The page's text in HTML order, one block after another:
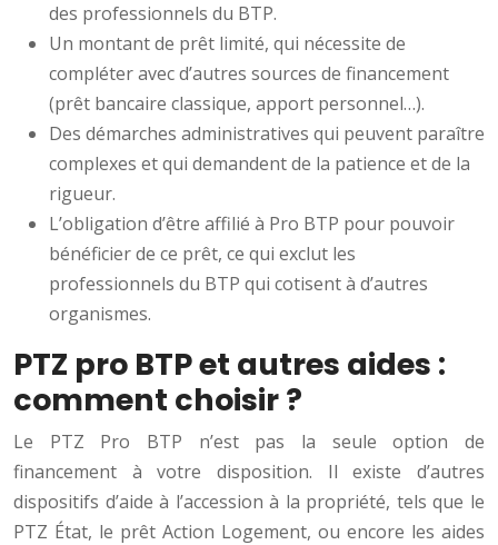
des professionnels du BTP.
Un montant de prêt limité, qui nécessite de
compléter avec d’autres sources de financement
(prêt bancaire classique, apport personnel…).
Des démarches administratives qui peuvent paraître
complexes et qui demandent de la patience et de la
rigueur.
L’obligation d’être affilié à Pro BTP pour pouvoir
bénéficier de ce prêt, ce qui exclut les
professionnels du BTP qui cotisent à d’autres
organismes.
PTZ pro BTP et autres aides :
comment choisir ?
Le PTZ Pro BTP n’est pas la seule option de
financement à votre disposition. Il existe d’autres
dispositifs d’aide à l’accession à la propriété, tels que le
PTZ État, le prêt Action Logement, ou encore les aides